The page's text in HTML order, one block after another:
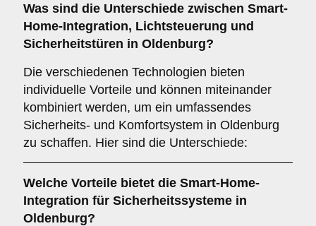
Was sind die Unterschiede zwischen Smart-
Home-Integration, Lichtsteuerung und
Sicherheitstüren in Oldenburg?
Die verschiedenen Technologien bieten
individuelle Vorteile und können miteinander
kombiniert werden, um ein umfassendes
Sicherheits- und Komfortsystem in Oldenburg
zu schaffen. Hier sind die Unterschiede:
Welche Vorteile bietet die Smart-Home-
Integration für Sicherheitssysteme in
Oldenburg?